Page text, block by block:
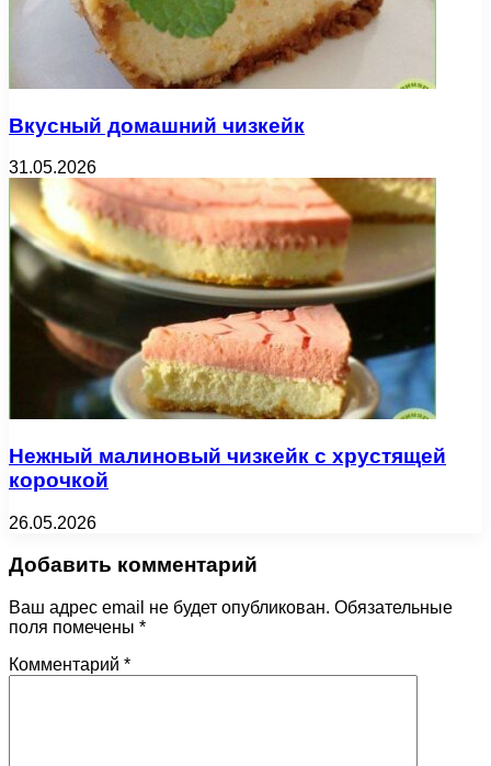
Вкусный домашний чизкейк
31.05.2026
Нежный малиновый чизкейк с хрустящей
корочкой
26.05.2026
Добавить комментарий
Ваш адрес email не будет опубликован. Обязательные
поля помечены *
Комментарий *